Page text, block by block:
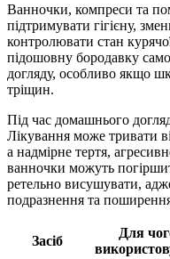
Ванночки, компреси та
підтримувати гігієну,
контролювати стан
підошовну бородавку
догляду, особливо якщо
тріщин.
Під час домашнього
Лікування може тривати
а надмірне тертя,
ванночки можуть
ретельно висушувати,
подразнення та
Засіб
Для